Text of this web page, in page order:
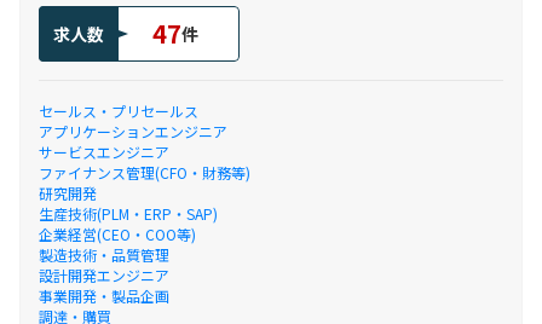
求人数 47件
セールス・プリセールス
アプリケーションエンジニア
サービスエンジニア
ファイナンス管理(CFO・財務等)
研究開発
生産技術(PLM・ERP・SAP)
企業経営(CEO・COO等)
製造技術・品質管理
設計開発エンジニア
事業開発・製品企画
調達・購買